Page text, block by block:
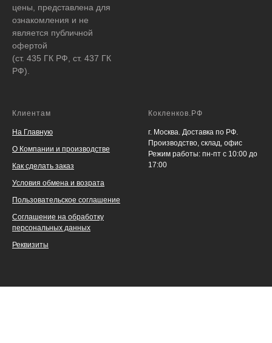
цены, представлена для
ознакомления и не
является публичной
офертой
(ст. 435 ГК РФ, ст. 437 ГК
РФ).
Клиентам
На Главную
О Компании и производстве
Как сделать заказ
Условия обмена и возрата
Пользовательское соглашение
Соглашение на обработку
персональных данных
Реквизиты
Кокленков.РФ
г. Москва. Доставка по РФ.
Производство, склад, офис
Режим работы: пн-пт с 10:00 до
17:00